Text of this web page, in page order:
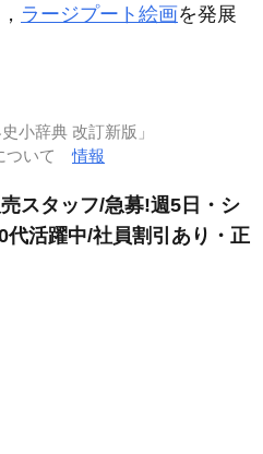
ラージプート絵画を発展
小辞典 改訂新版」
ついて情報
スタッフ/急募!週5日・シ
活躍中/社員割引あり・正